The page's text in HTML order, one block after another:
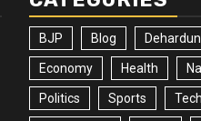
BJP Blog Dehardun
Economy Health
Politics Sports Tech